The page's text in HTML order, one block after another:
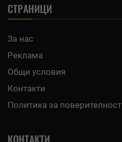
СТРАНИЦИ
За нас
Реклама
Общи условия
Контакти
Политика за поверителност